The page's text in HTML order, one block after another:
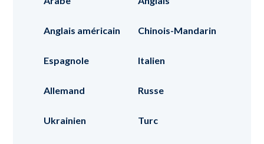
Anglais américain Chinois-Mandarin
Espagnole Italien
Allemand Russe
Ukrainien Turc